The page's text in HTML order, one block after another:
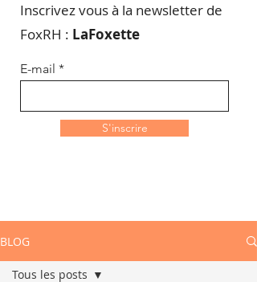
Inscrivez vous à la newsletter de
FoxRH : LaFoxette
E-mail
S'inscrire
BLOG
Tous les posts